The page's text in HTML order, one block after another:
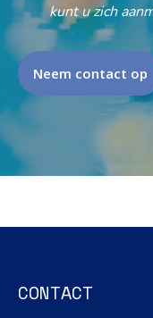
kunt u zich
Neem contact op
CONTACT